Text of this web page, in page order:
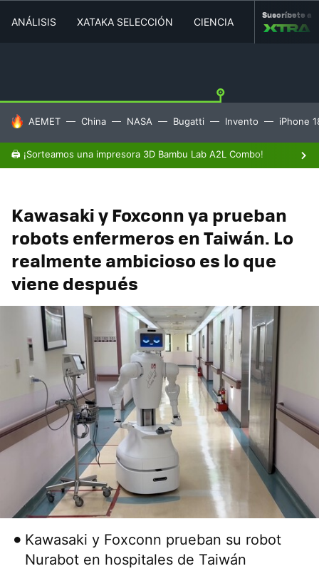
ANÁLISIS XATAKA SELECCIÓN CIENCIA MOVILIDAD
Suscríbete a
HOY SE HABLA DE
AEMET China NASA Bugatti Invento iPhone
🖨️ ¡Sorteamos una impresora 3D Bambu Lab A2L Combo!
Kawasaki y Foxconn ya prueban
robots enfermeros en Taiwán. Lo
realmente ambicioso es lo que
viene después
Kawasaki y Foxconn prueban su robot
Nurabot en hospitales de Taiwán